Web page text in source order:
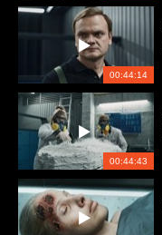
00:44:14
00:44:43